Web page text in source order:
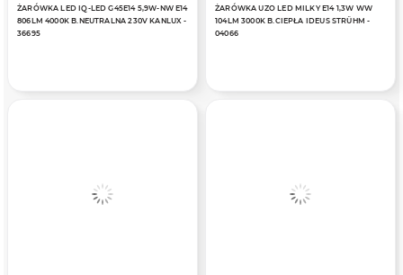
ŻARÓWKA LED IQ-LED G45E14 5,9W-NW E14
806LM 4000K B.NEUTRALNA 230V KANLUX -
36695
ŻARÓWKA UZO LED MILKY E14 1,3W WW
104LM 3000K B.CIEPŁA IDEUS STRÜHM -
04066